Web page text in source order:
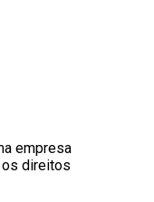
empresa
direitos